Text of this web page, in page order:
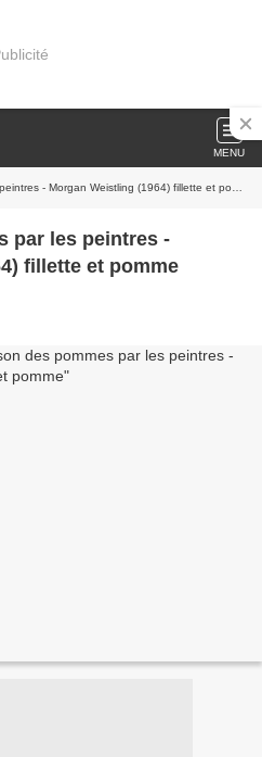
MENU
- Morgan Weistling (1964) fillette et pomme
par les peintres -
fillette et pomme